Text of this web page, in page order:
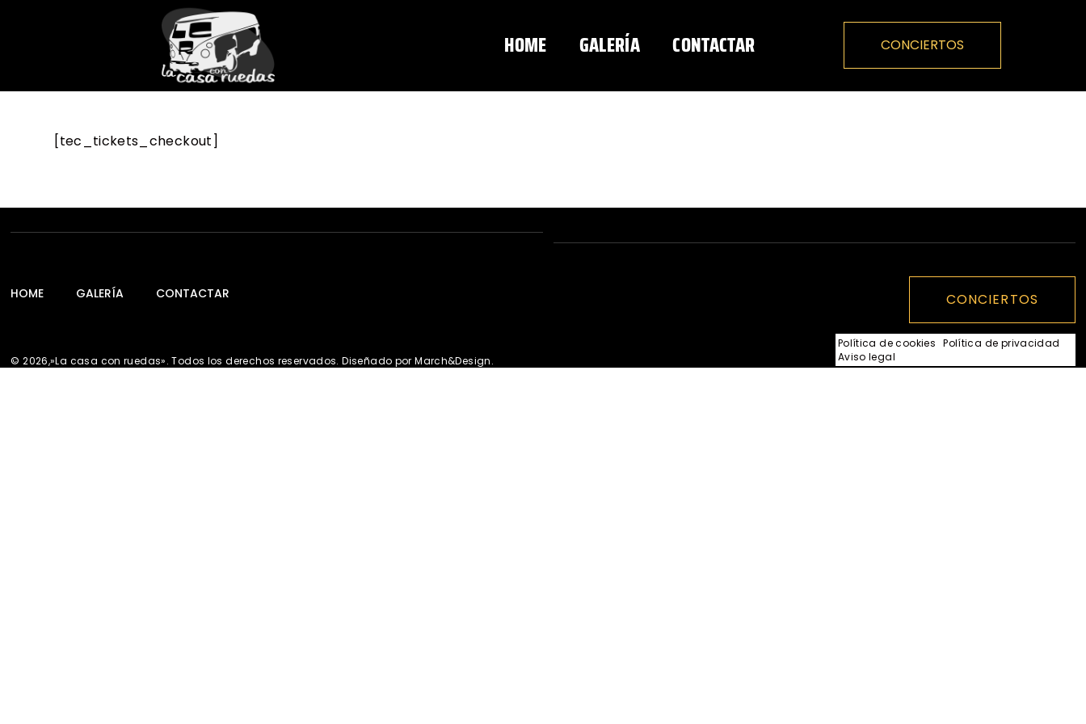
HOME GALERÍA CONTACTAR CONCIERTOS
[tec_tickets_checkout]
HOME GALERÍA CONTACTAR
© 2026,»La casa con ruedas». Todos los derechos reservados. Diseñado por March&Design.
CONCIERTOS
Política de cookies ·Política de privacidad
Aviso legal